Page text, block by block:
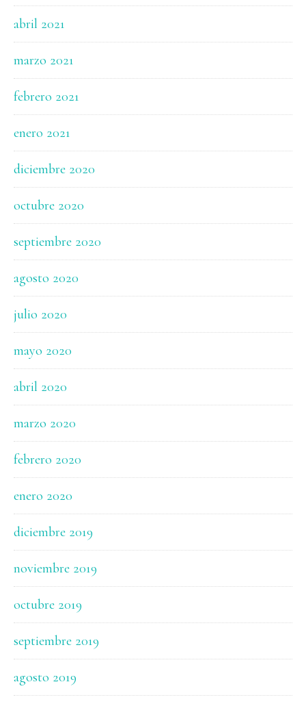
abril 2021
marzo 2021
febrero 2021
enero 2021
diciembre 2020
octubre 2020
septiembre 2020
agosto 2020
julio 2020
mayo 2020
abril 2020
marzo 2020
febrero 2020
enero 2020
diciembre 2019
noviembre 2019
octubre 2019
septiembre 2019
agosto 2019